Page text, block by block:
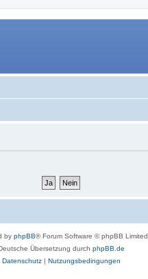
by phpBB® Forum Software © phpBB Limited
Übersetzung durch phpBB.de
Datenschutz| Nutzungsbedingungen